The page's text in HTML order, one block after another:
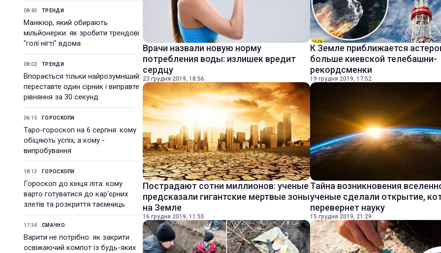
08:43 ТРЕНДИ
Манікюр, який обирають
мільйонерки: як зробити трендові
"голі нігті" вдома
08:02 ТРЕНДИ
Впорається тільки найрозумніший:
переставте один сірник і виправте
рівняння за 30 секунд
06:15 ГОРОСКОПИ
Таро-гороскоп на 6 серпня: кому
обіцяють успіх, а кому -
випробування
18:13 ГОРОСКОПИ
Гороскоп до кінця літа: кому
варто готуватися до кар'єрних
злетів та розкриття таємниць
17:34 СМАЧНО
Варити не потрібно: як закрити
освіжаючий компот із будь-яких
Врачи назвали новую норму
потребления воды: излишек вредит
сердцу
23 грудня 2019, 18:56
К Земле приближается
больше киевской телебашни-
рекордсменки
19 грудня 2019, 17:52
Пострадают сотни миллионов: ученые
предсказали гигантские мертвые зоны
на Земле
16 грудня 2019, 11:55
Тайна возникновения
ученые сделали открытие,
перевернет науку
15 грудня 2019, 21:29